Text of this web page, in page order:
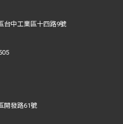
台中工業區十四路9號
開發路61號